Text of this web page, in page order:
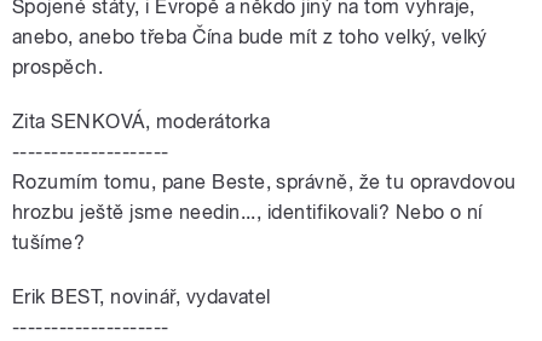
Spojené státy, i Evropě a někdo jiný na tom vyhraje,
anebo, anebo třeba Čína bude mít z toho velký, velký
prospěch.
Zita SENKOVÁ, moderátorka
--------------------
Rozumím tomu, pane Beste, správně, že tu opravdovou
hrozbu ještě jsme needin..., identifikovali? Nebo o ní
tušíme?
Erik BEST, novinář, vydavatel
--------------------